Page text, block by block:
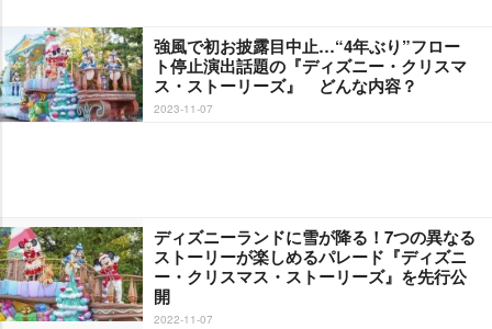
強風で初お披露目中止…“4年ぶり”フロー
ト停止演出話題の『ディズニー・クリスマ
ス・ストーリーズ』 どんな内容？
2023-11-07
ディズニーランドに雪が降る！7つの異なる
ストーリーが楽しめるパレード『ディズニ
ー・クリスマス・ストーリーズ』を先行公
開
2022-11-07